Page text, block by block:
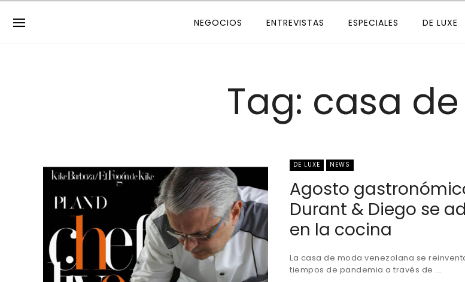
NEGOCIOS ENTREVISTAS ESPECIALES DE LUXE
Tag: casa
DE LUXE NEWS
Agosto
Durant & Diego se
en la cocina
La casa de moda venezolana se
tiempos de pandemia a través de ...